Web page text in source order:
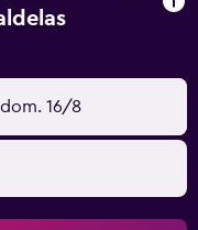
Los huéspedes
de ocio y
en las
(es posible que se
dom. 16/8